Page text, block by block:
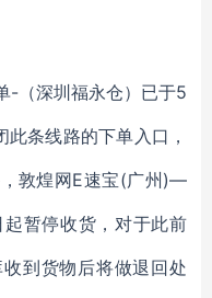
-（深圳福永仓）已于5
条线路的下单入口，
敦煌网E速宝(广州)—
暂停收货，对于此前
到货物后将做退回处